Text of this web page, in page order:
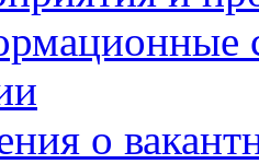
о